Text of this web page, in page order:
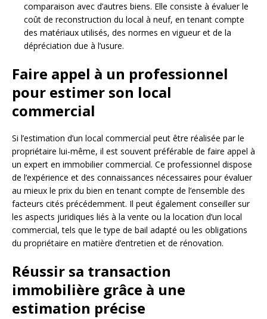
comparaison avec d’autres biens. Elle consiste à évaluer le
coût de reconstruction du local à neuf, en tenant compte
des matériaux utilisés, des normes en vigueur et de la
dépréciation due à l’usure.
Faire appel à un professionnel
pour estimer son local
commercial
Si l’estimation d’un local commercial peut être réalisée par le
propriétaire lui-même, il est souvent préférable de faire appel à
un expert en immobilier commercial. Ce professionnel dispose
de l’expérience et des connaissances nécessaires pour évaluer
au mieux le prix du bien en tenant compte de l’ensemble des
facteurs cités précédemment. Il peut également conseiller sur
les aspects juridiques liés à la vente ou la location d’un local
commercial, tels que le type de bail adapté ou les obligations
du propriétaire en matière d’entretien et de rénovation.
Réussir sa transaction
immobilière grâce à une
estimation précise